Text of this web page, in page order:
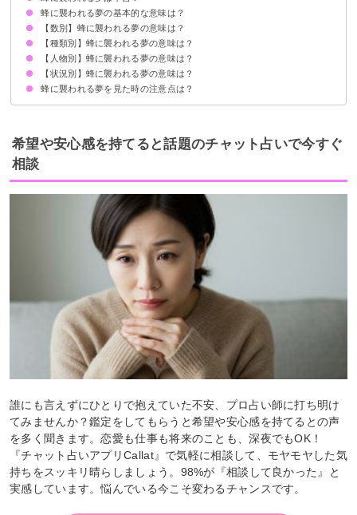
蜂に襲われる夢の基本的な意味は？
対人関係のトラブルを暗示
数/種類/人物/状況で意味が決まる
【数別】蜂に襲われる夢の意味は？
1匹の蜂に襲われる夢【警告夢】
２匹の蜂に襲われる夢【警告夢】
蜂の大群に襲われる夢【凶夢】
【種類別】蜂に襲われる夢の意味は？
スズメバチに襲われる夢【凶夢】
ミツバチに襲われる夢【警告夢】
クマバチに襲われる夢【凶夢】
女王バチに襲われる夢【警告夢】
【人物別】蜂に襲われる夢の意味は？
他人が蜂に襲われる夢【吉夢】
子どもが蜂に襲われる夢【警告夢】
家族が蜂に襲われる夢【警告夢】
友人が蜂に襲われる夢【警告夢】
【状況別】蜂に襲われる夢の意味は？
蜂に襲われて追いかけられる夢【警告夢】
蜂に襲われて刺される夢【凶夢】
蜂に襲われて蜂を追い払う夢【吉夢】
蜂に襲われて蜂を捕まえる夢【吉夢】
蜂に襲われる夢を見た時の注意点は？
周囲の人とのコミュニケーションに注意する
警告夢や凶夢の内容を人に話す
希望や安心感を持てると話題のチャット占いで今すぐ
相談
誰にも言えずにひとりで抱えていた不安、プロ占い師に打ち明け
てみませんか？鑑定をしてもらうと希望や安心感を持てるとの声
を多く聞きます。恋愛も仕事も将来のことも、深夜でもOK！
『チャット占いアプリCallat』で気軽に相談して、モヤモヤした気
持ちをスッキリ晴らしましょう。98%が『相談して良かった』と
実感しています。悩んでいる今こそ変わるチャンスです。